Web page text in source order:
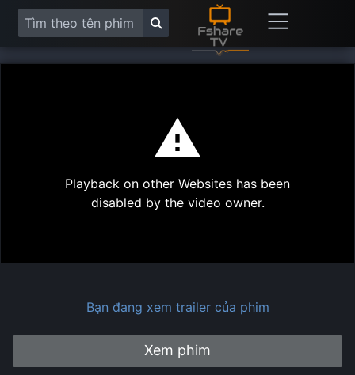
Play
Playback on other Websites has been
disabled by the video owner.
Bạn đang xem trailer của phim
Xem phim